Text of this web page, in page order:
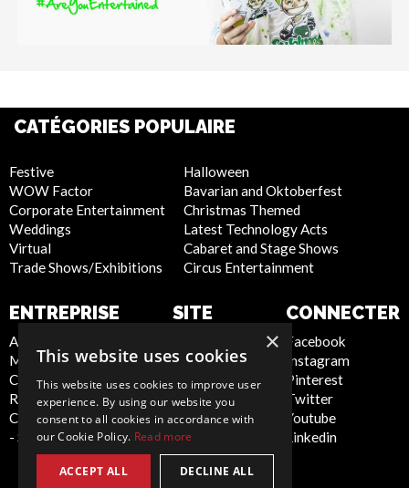
CATÉGORIES POPULAIRE
Festive
WOW Factor
Corporate Entertainment
Weddings
Virtual
Trade Shows/Exhibitions
Halloween
Bavarian and Oktoberfest
Christmas Themed
Latest Technology Acts
Cabaret and Stage Shows
Circus Entertainment
ENTREPRISE
About Us
Meet the Team
Contact Us
Report Abuse
Compliance Statement
- Seafarers
SITE
Privacy Policy
Cookie Policy
Artist Sign Up
Terms and
Conditions
Sitemap
CONNECTER
Facebook
Instagram
Pinterest
Twitter
Youtube
Linkedin
×
This website uses cookies
This website uses cookies to improve user
experience. By using our website you
consent to all cookies in accordance with
our Cookie Policy. Read more
ACCEPT ALL DECLINE ALL